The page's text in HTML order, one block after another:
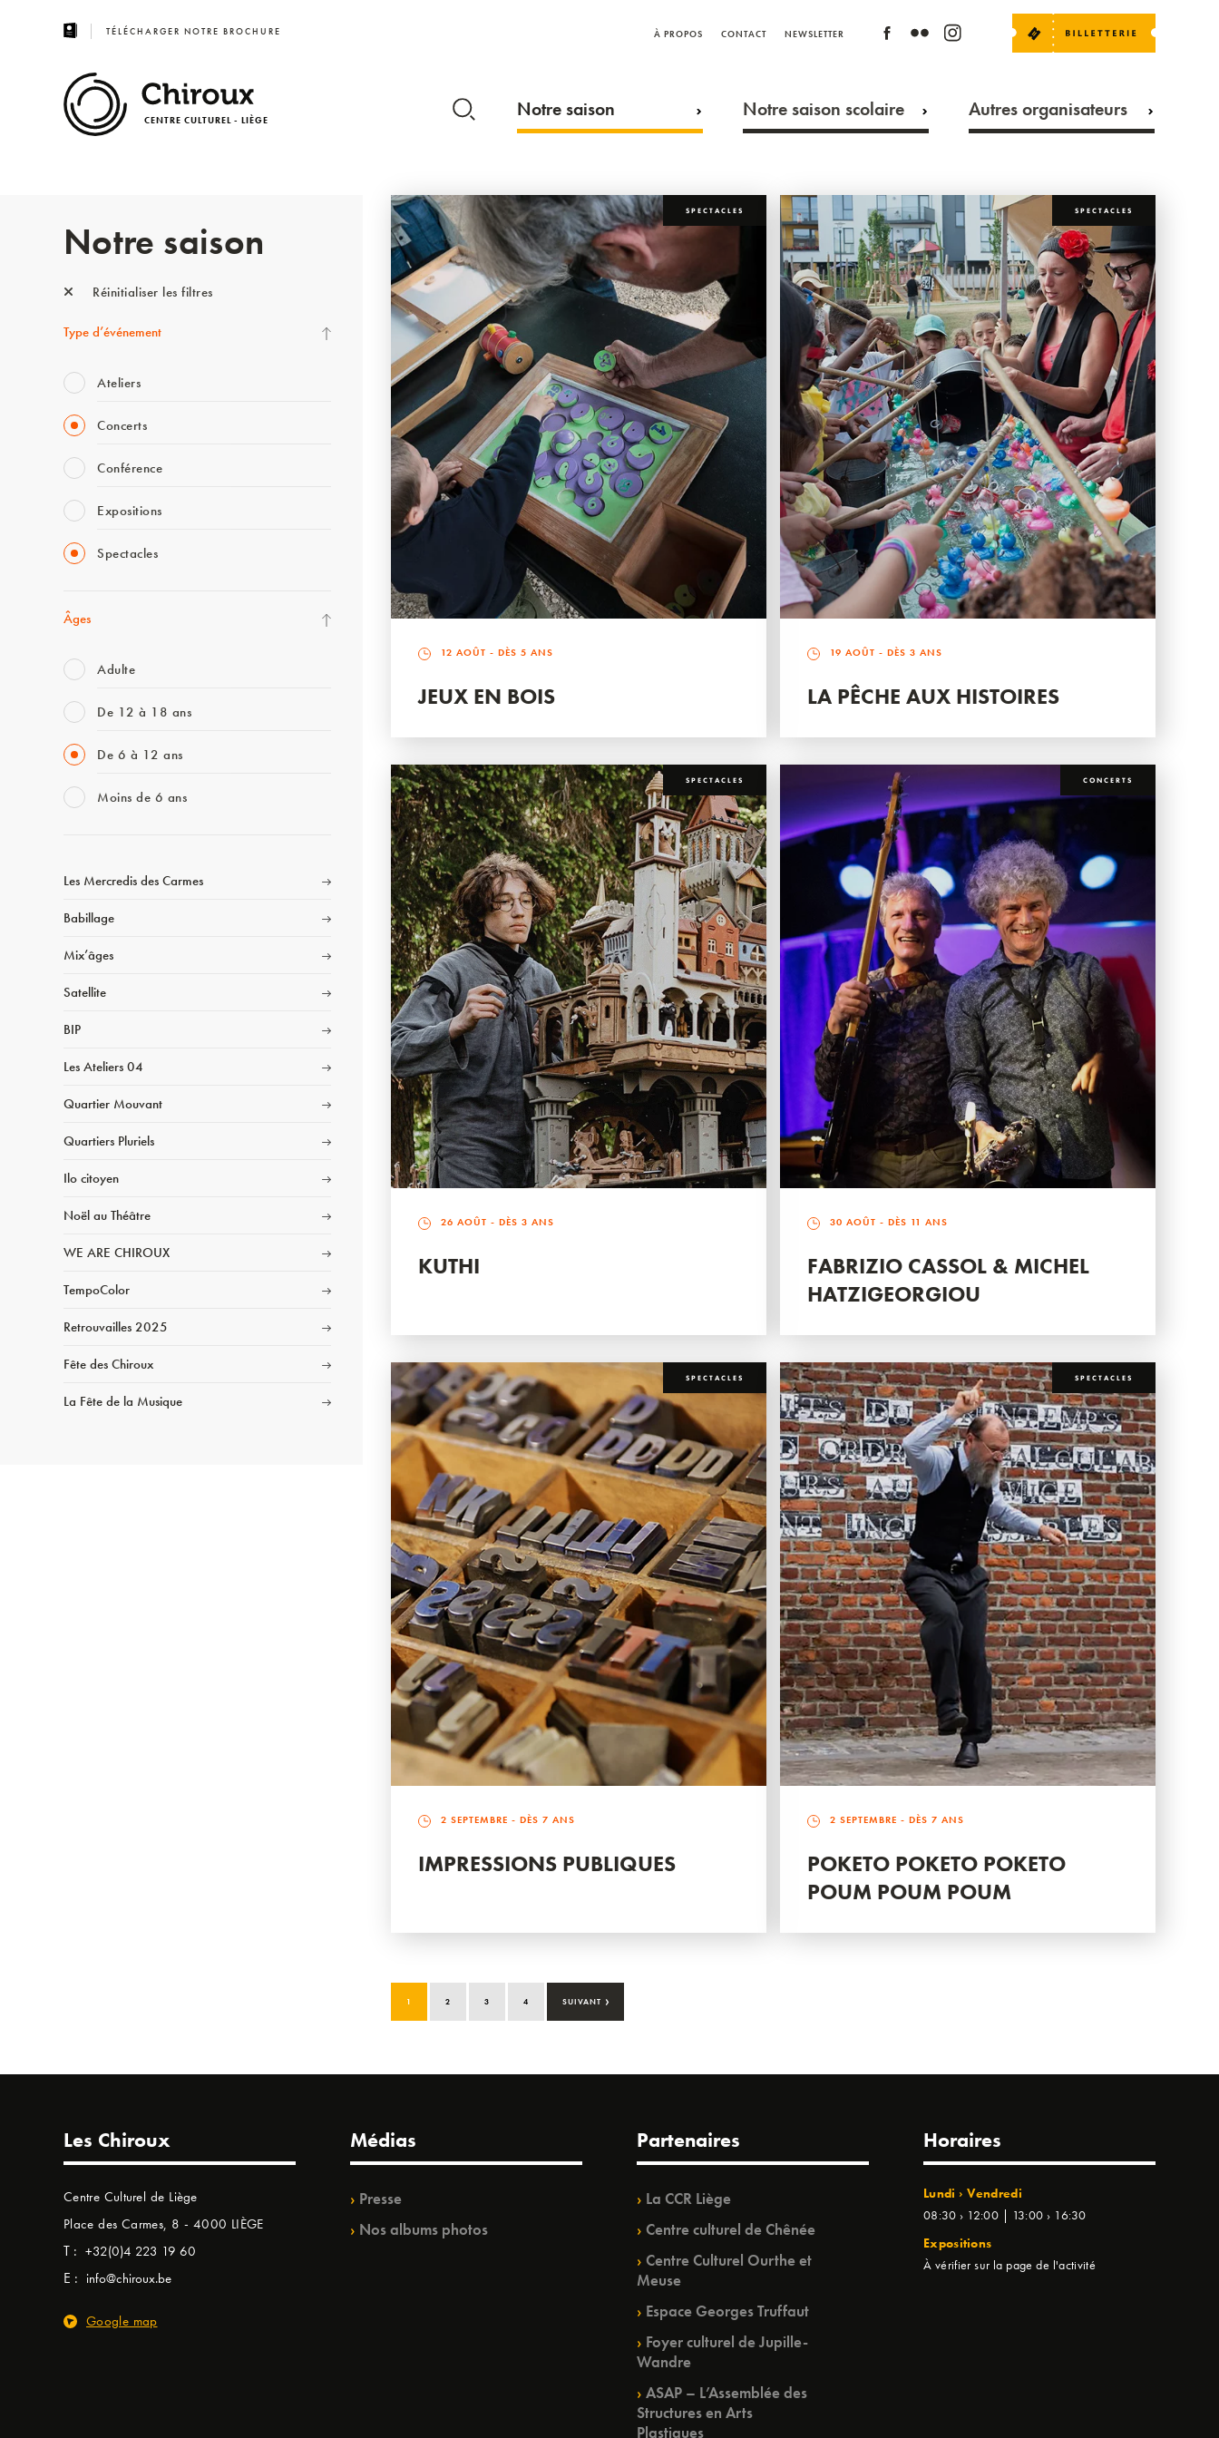
TÉLÉCHARGER NOTRE BROCHURE À PROPOS CONTACT NEWSLETTER
CENTRE CULTUREL - LIÈGE Notre saison Notre saison scolaire Autres organisateurs
Notre saison
Réinitialiser les filtres
Type d’événement
Ateliers
Concerts
Conférence
Expositions
Spectacles
Âges
Adulte
De 12 à 18 ans
De 6 à 12 ans
Moins de 6 ans
Les Mercredis des Carmes
Babillage
Mix’âges
Satellite
BIP
Les Ateliers 04
Quartier Mouvant
Quartiers Pluriels
Ilo citoyen
Noël au Théâtre
WE ARE CHIROUX
TempoColor
Retrouvailles 2025
Fête des Chiroux
La Fête de la Musique
SPECTACLES
12 AOÛT - DÈS 5 ANS
JEUX EN BOIS
SPECTACLES
19 AOÛT - DÈS 3 ANS
LA PÊCHE AUX HISTOIRES
SPECTACLES
26 AOÛT - DÈS 3 ANS
KUTHI
CONCERTS
30 AOÛT - DÈS 11 ANS
FABRIZIO CASSOL & MICHEL
HATZIGEORGIOU
SPECTACLES
2 SEPTEMBRE - DÈS 7 ANS
IMPRESSIONS PUBLIQUES
SPECTACLES
2 SEPTEMBRE - DÈS 7 ANS
POKETO POKETO POKETO
POUM POUM POUM
1 2 3 4 SUIVANT ›
Les Chiroux
Centre Culturel de Liège
Place des Carmes, 8 - 4000 LIÈGE
T : +32(0)4 223 19 60
E : info@chiroux.be
Google map
Médias
Presse
Nos albums photos
Partenaires
La CCR Liège
Centre culturel de Chênée
Centre Culturel Ourthe et
Meuse
Espace Georges Truffaut
Foyer culturel de Jupille-
Wandre
ASAP – L’Assemblée des
Structures en Arts
Plastiques
Horaires
Lundi › Vendredi
08:30 › 12:00 | 13:00 › 16:30
Expositions
À vérifier sur la page de l'activité